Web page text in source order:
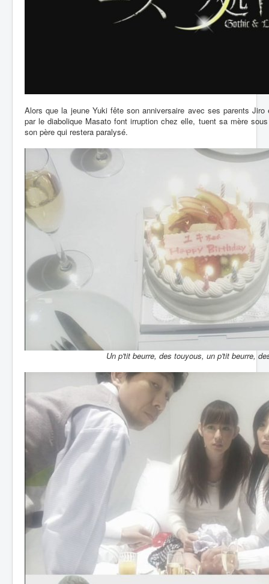
Alors que la jeune Yuki fête son anniversaire avec ses parents
par le diabolique Masato font irruption chez elle, tuent sa mère
son père qui restera paralysé.
Un p'tit beurre, des touyous, un p'tit beurre,